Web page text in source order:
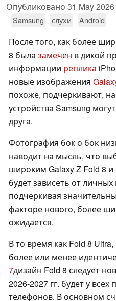
Опубликовано 31 May 2026
Samsung слухи Android
После того, как более
8 была замечен в дикой
информации реплика
новые изображения
похоже, подчеркивают,
устройства Samsung
друга.
Фотография бок о бок
наводит на мысль, что
широким Galaxy Z Fold 8 и
будет зависеть от
подчеркивая
факторе нового, более
ожидается.
В то время как Fold 8
более или менее
7дизайн Fold 8 следует
2026-2027 гг. будет у
телефонов. В основном